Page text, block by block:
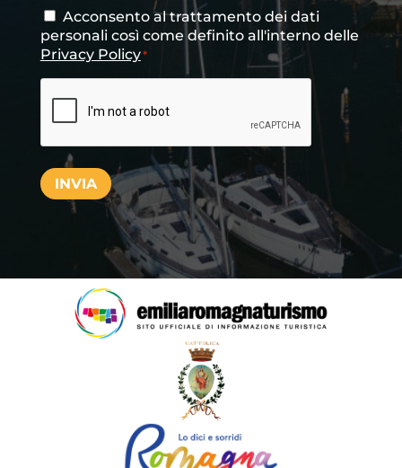
Consenso*
Acconsento al trattamento dei dati
personali così come definito all'interno delle
Privacy Policy*
INVIA